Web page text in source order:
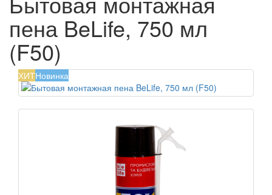
пена BeLife, 750 мл
(F50)
ХИТНовинка